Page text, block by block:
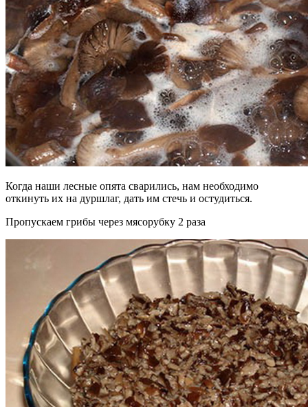
Когда наши лесные опята сварились, нам необходимо
откинуть их на дуршлаг, дать им стечь и остудиться.
Пропускаем грибы через мясорубку 2 раза